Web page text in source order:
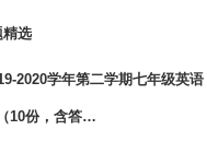
精选
2020学年第二学期七年级英语
10份，含答…